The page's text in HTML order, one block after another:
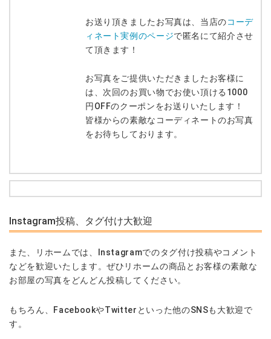
お送り頂きましたお写真は、当店のコーデ
ィネート実例のページで匿名にて紹介させ
て頂きます！
お写真をご提供いただきましたお客様に
は、次回のお買い物でお使い頂ける1000
円OFFのクーポンをお送りいたします！
皆様からの素敵なコーディネートのお写真
をお待ちしております。
Instagram投稿、タグ付け大歓迎
また、リホームでは、Instagramでのタグ付け投稿やコメント
などを歓迎いたします。ぜひリホームの商品とお客様の素敵な
お部屋の写真をどんどん投稿してください。
もちろん、FacebookやTwitterといった他のSNSも大歓迎で
す。